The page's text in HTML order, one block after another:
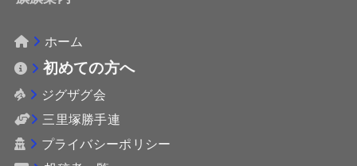
ホーム
初めての方へ
ジグザグ会
三里塚勝手連
プライバシーポリシー